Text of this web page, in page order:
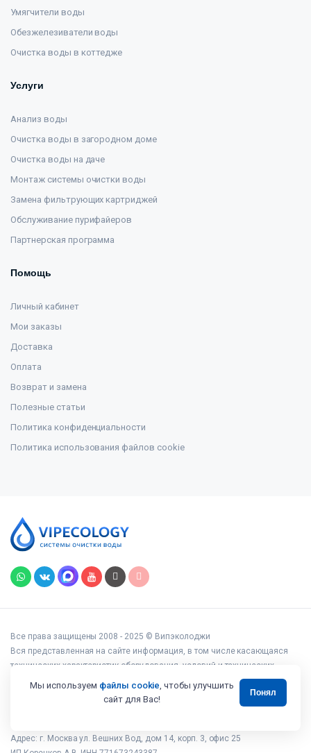
Умягчители воды
Обезжелезиватели воды
Очистка воды в коттедже
Услуги
Анализ воды
Очистка воды в загородном доме
Очистка воды на даче
Монтаж системы очистки воды
Замена фильтрующих картриджей
Обслуживание пурифайеров
Партнерская программа
Помощь
Личный кабинет
Мои заказы
Доставка
Оплата
Возврат и замена
Полезные статьи
Политика конфиденциальности
Политика использования файлов cookie
Все права защищены 2008 - 2025 © Випэколоджи
Вся представленная на сайте информация, в том числе касающаяся
технических характеристик оборудования, условий и технических
возможностей подключения, наличия на складе, стоимости товаров и
услуг, носит информационный характер и ни при каких условиях не
является публичной офертой, определяемой положениями статьи 437
Адрес: г. Москва ул. Вешних Вод, дом 14, корп. 3, офис 25
Мы используем файлы cookie, чтобы улучшить
сайт для Вас!
Понял